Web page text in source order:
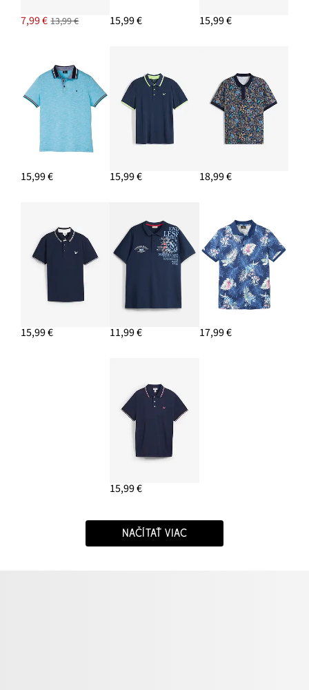
7,99 € 13,99 € 15,99 € 15,99 €
15,99 € 15,99 € 18,99 €
15,99 € 11,99 € 17,99 €
15,99 €
NAČÍTAŤ VIAC